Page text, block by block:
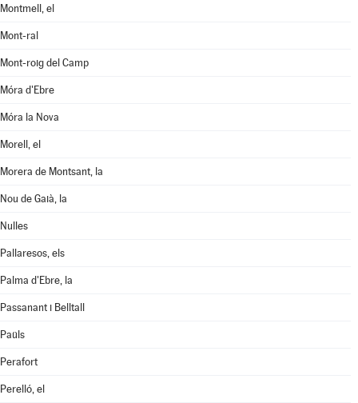
Montmell, el
Mont-ral
Mont-roig del Camp
Móra d'Ebre
Móra la Nova
Morell, el
Morera de Montsant, la
Nou de Gaià, la
Nulles
Pallaresos, els
Palma d'Ebre, la
Passanant i Belltall
Paüls
Perafort
Perelló, el